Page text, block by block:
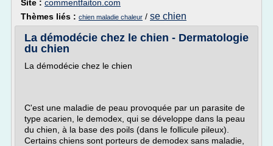
Site : commentfaiton.com
Thèmes liés : chien maladie chaleur / se chien
La démodécie chez le chien - Dermatologie
du chien
La démodécie chez le chien
C'est une maladie de peau provoquée par un parasite de
type acarien, le demodex, qui se développe dans la peau
du chien, à la base des poils (dans le follicule pileux).
Certains chiens sont porteurs de demodex sans maladie,